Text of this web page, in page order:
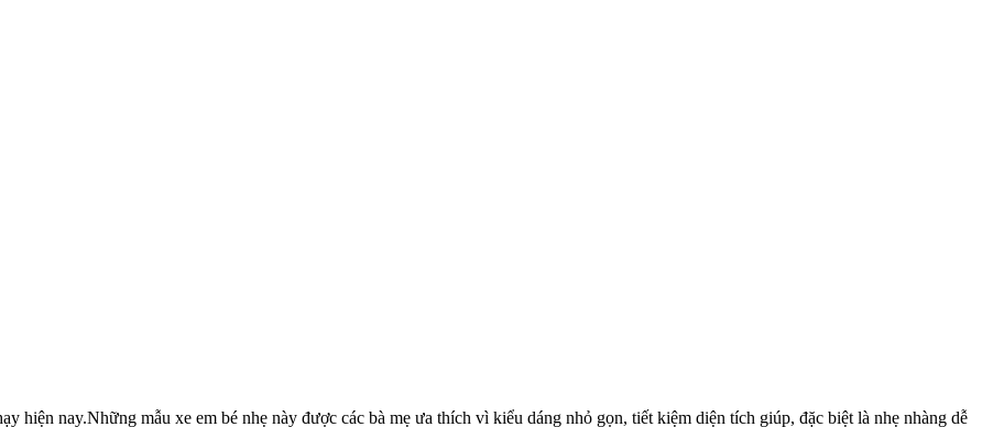
hiện nay.Những mẫu xe em bé nhẹ này được các bà mẹ ưa thích vì kiểu dáng nhỏ gọn, tiết kiệm diện tích giúp, đặc biệt là nhẹ nhàng dễ